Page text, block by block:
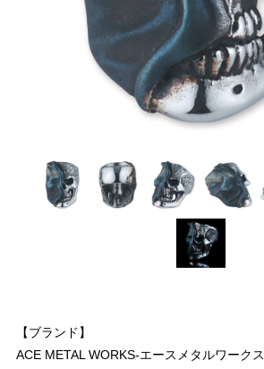
【ブランド】
ACE METAL WORKS-エースメタルワークス